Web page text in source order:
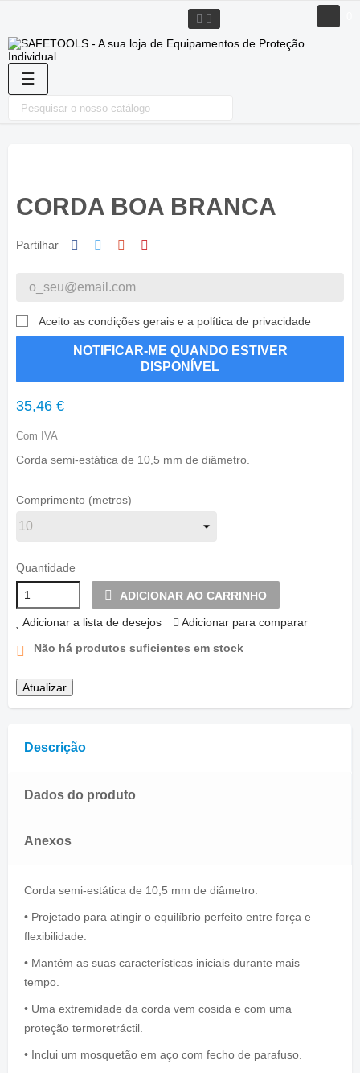
Toggle
navigation
☰
CORDA BOA BRANCA
Partilhar
Aceito as condições gerais e a política de privacidade
NOTIFICAR-ME QUANDO ESTIVER
DISPONÍVEL
35,46 €
Com IVA
Corda semi-estática de 10,5 mm de diâmetro.
Comprimento (metros)
Quantidade
ADICIONAR AO CARRINHO
Adicionar a lista de desejos
Adicionar para comparar
Não há produtos suficientes em stock
Descrição
Dados do produto
Anexos
Corda semi-estática de 10,5 mm de diâmetro.
• Projetado para atingir o equilíbrio perfeito entre força e
flexibilidade.
• Mantém as suas características iniciais durante mais
tempo.
• Uma extremidade da corda vem cosida e com uma
proteção termoretráctil.
• Inclui um mosquetão em aço com fecho de parafuso.